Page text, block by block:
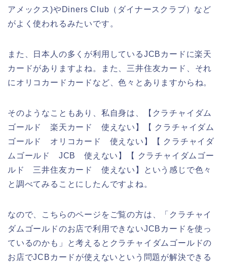
アメックス)やDiners Club（ダイナースクラブ）など
がよく使われるみたいです。
また、日本人の多くが利用しているJCBカードに楽天
カードがありますよね。また、三井住友カード、それ
にオリコカードカードなど、色々とありますからね。
そのようなこともあり、私自身は、【クラチャイダム
ゴールド 楽天カード 使えない】【 クラチャイダム
ゴールド オリコカード 使えない】【 クラチャイダ
ムゴールド JCB 使えない】【 クラチャイダムゴー
ルド 三井住友カード 使えない】という感じで色々
と調べてみることにしたんですよね。
なので、こちらのページをご覧の方は、「クラチャイ
ダムゴールドのお店で利用できないJCBカードを使っ
ているのかも」と考えるとクラチャイダムゴールドの
お店でJCBカードが使えないという問題が解決できる